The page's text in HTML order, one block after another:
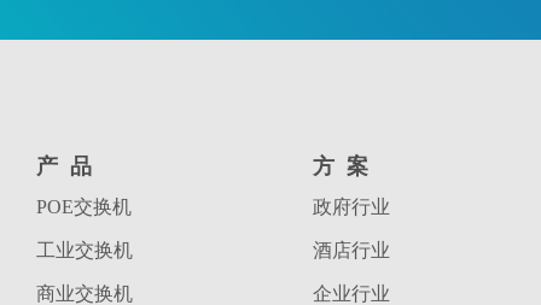
产品
POE交换机
工业交换机
商业交换机
方案
政府行业
酒店行业
企业行业